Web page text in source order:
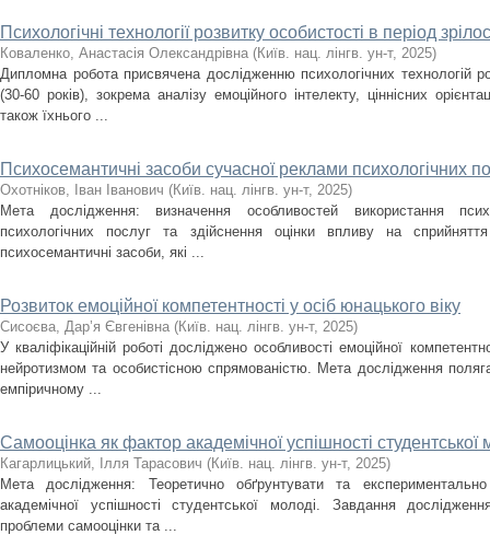
Психологічні технології розвитку особистості в період
Коваленко, Анастасія Олександрівна (Київ. нац. лінгв. ун-т, 2025)
Дипломна робота присвячена дослідженню психологічних технологій
(30-60 років), зокрема аналізу емоційного інтелекту, ціннісних
також їхнього ...
Психосемантичні засоби сучасної реклами психологічних
Охотніков, Іван Іванович (Київ. нац. лінгв. ун-т, 2025)
Мета дослідження: визначення особливостей використання
психологічних послуг та здійснення оцінки впливу на
психосемантичні засоби, які ...
Розвиток емоційної компетентності у осіб юнацького віку
Сисоєва, Дар’я Євгенівна (Київ. нац. лінгв. ун-т, 2025)
У кваліфікаційній роботі досліджено особливості емоційної
нейротизмом та особистісною спрямованістю. Мета дослідження
емпіричному ...
Самооцінка як фактор академічної успішності студентської
Кагарлицький, Ілля Тарасович (Київ. нац. лінгв. ун-т, 2025)
Мета дослідження: Теоретично обґрунтувати та
академічної успішності студентської молоді. Завдання
проблеми самооцінки та ...